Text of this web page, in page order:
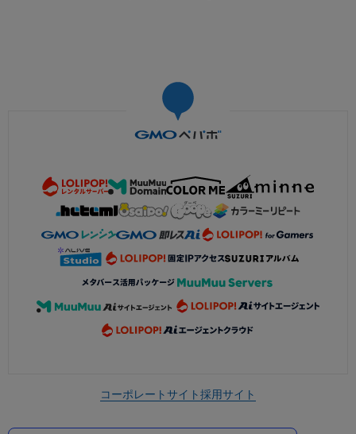
コーポレートサイト採用サイト